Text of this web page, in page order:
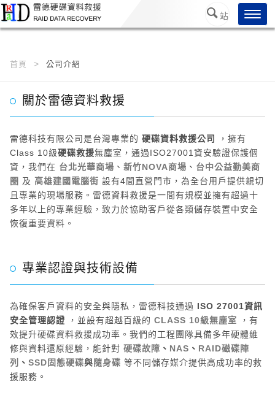
/**/
站
內搜
首頁 公司介紹
關於雷德資料救援
雷德科技有限公司是台灣專業的 硬碟資料救援公司
，擁有
Class 10級硬碟救援無塵室，通過ISO27001資安驗證保護個
資，我們在 台北光華商場 、 新竹NOVA商場 、 台中公益勤美商
圈 及 高雄建國電腦街 設有4間直營門市，為全台用戶提供親切
且專業的現場服務。雷德資料救援是一間有規模並擁有超過十
多年以上的專業經驗，致力於協助客戶從各類儲存裝置中安全
恢復重要資料。
專業認證與技術設備
為確保客戶資料的安全與隱私，雷德科技通過 ISO 27001資訊
安全管理認證 ，並設有超越百級的 CLASS 10級無塵室 ，有
效提升硬碟資料救援成功率。我們的工程團隊具備多年硬體維
修與資料還原經驗，能針對 硬碟故障 、 NAS 、 RAID磁碟陣
列
、 SSD固態硬碟與隨身碟 等不同儲存媒介提供高成功率的救
援服務。